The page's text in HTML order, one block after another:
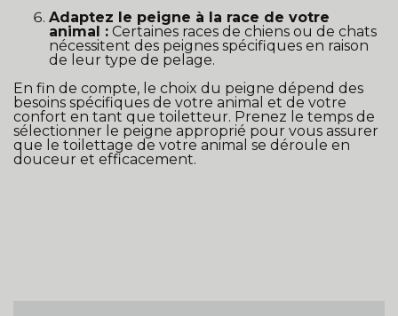
Adaptez le peigne à la race de votre
animal : Certaines races de chiens ou de chats
nécessitent des peignes spécifiques en raison
de leur type de pelage.
En fin de compte, le choix du peigne dépend des
besoins spécifiques de votre animal et de votre
confort en tant que toiletteur. Prenez le temps de
sélectionner le peigne approprié pour vous assurer
que le toilettage de votre animal se déroule en
douceur et efficacement.